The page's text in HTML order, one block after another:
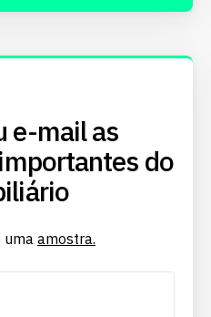
e-mail as
do
uma amostra.